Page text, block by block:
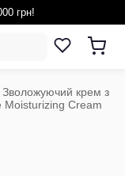
грн!
Зволожуючий крем з
Moisturizing Cream